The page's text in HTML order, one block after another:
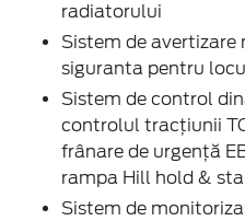
radiatorului
Sistem de avertizare
siguranta pentru
Sistem de control
controlul tracțiunii
frânare de urgență
rampa Hill hold &
Sistem de